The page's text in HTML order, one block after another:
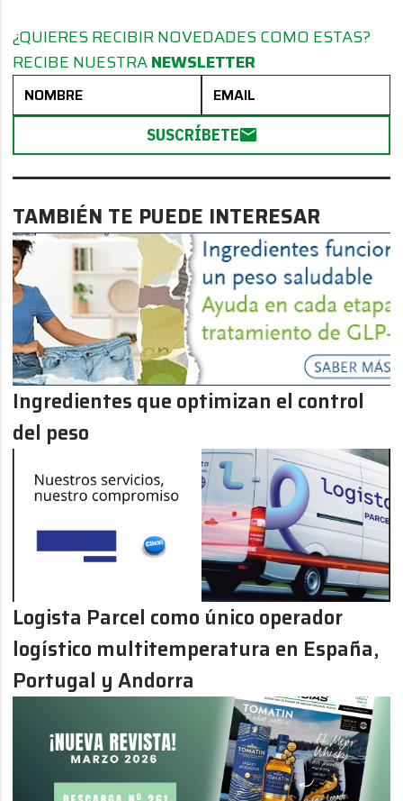
¿QUIERES RECIBIR NOVEDADES COMO ESTAS?
RECIBE NUESTRANEWSLETTER
SUSCRÍBETE
TAMBIÉN TE PUEDE INTERESAR
Ingredientes que optimizan el control
del peso
Logista Parcel como único operador
logístico multitemperatura en España,
Portugal y Andorra